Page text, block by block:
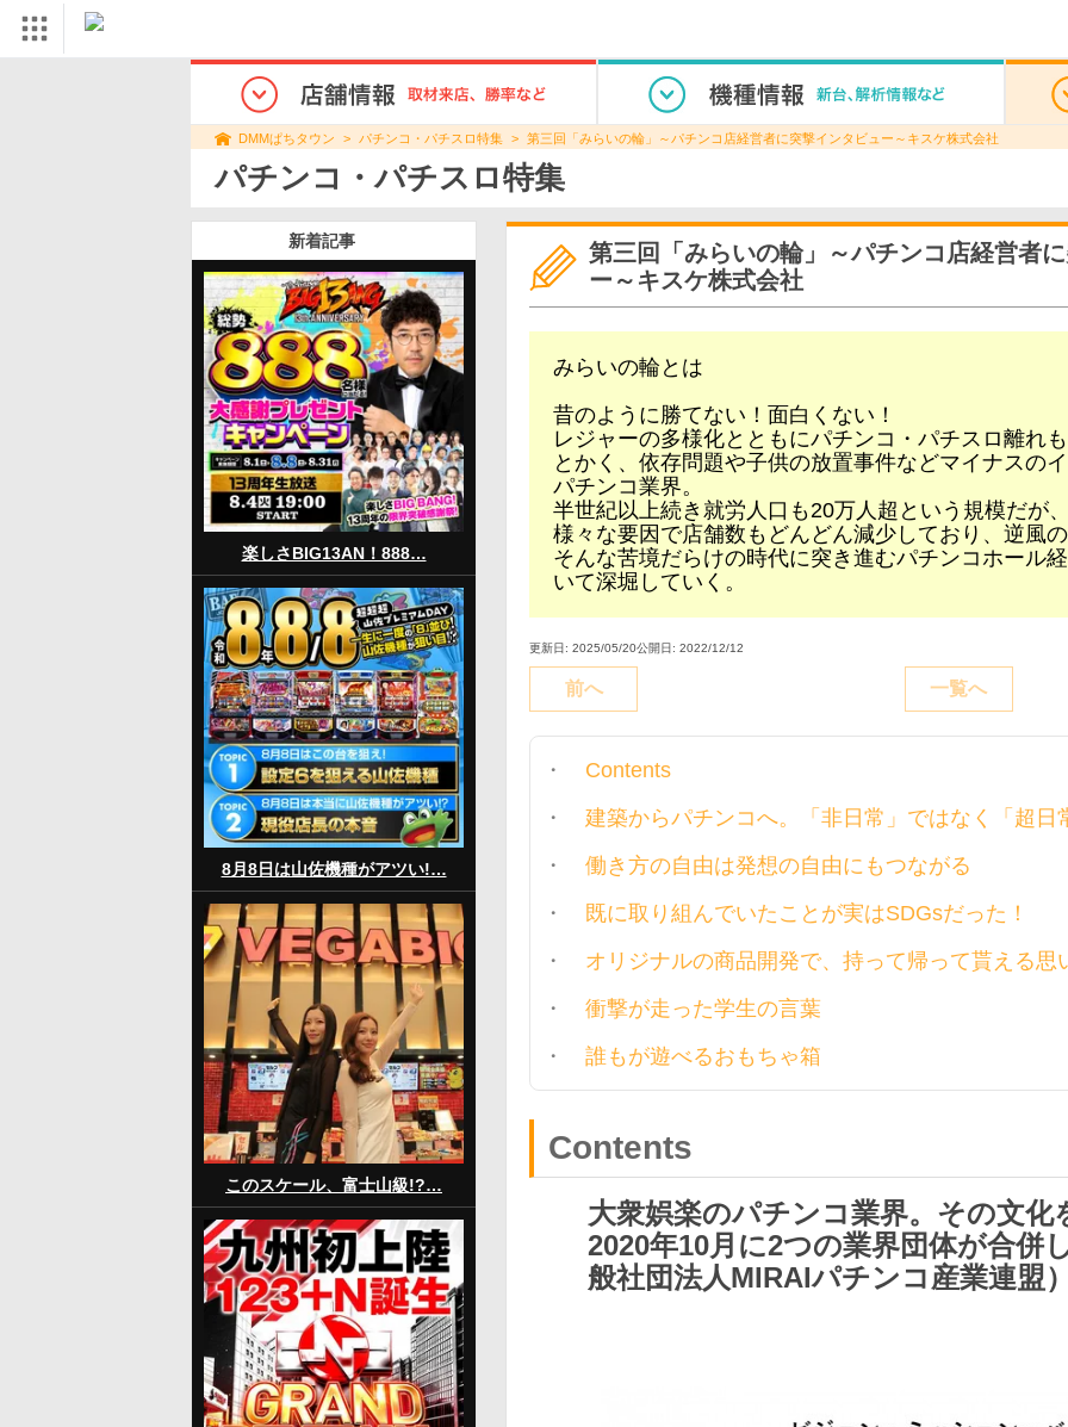
DMMぱちタウン パチンコ・パチスロ特集 第三回「みらいの輪」～パチンコ店経営者に突撃インタビュー～キスケ株式会社
パチンコ・パチスロ特集
新着記事
楽しさBIG13AN！888…
8月8日は山佐機種がアツい!…
このスケール、富士山級!?…
第三回「みらいの輪」～パチンコ店経営者
ー～キスケ株式会社
みらいの輪とは
昔のように勝てない！面白くない！
レジャーの多様化とともにパチンコ・パチスロ離れ
とかく、依存問題や子供の放置事件などマイナスの
パチンコ業界。
半世紀以上続き就労人口も20万人超という規模だが
様々な要因で店舗数もどんどん減少しており、逆風
そんな苦境だらけの時代に突き進むパチンコホール
いて深堀していく。
更新日: 2025/05/20公開日: 2022/12/12
前へ 一覧へ
Contents
建築からパチンコへ。「非日常」ではなく「超日
働き方の自由は発想の自由にもつながる
既に取り組んでいたことが実はSDGsだった！
オリジナルの商品開発で、持って帰って貰える思
衝撃が走った学生の言葉
誰もが遊べるおもちゃ箱
Contents
大衆娯楽のパチンコ業界。 その文化
2020年10月に2つの業界団体が合併
般社団法人MIRAIパチンコ産業連盟